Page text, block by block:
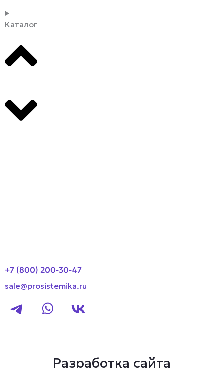
Каталог
+7 (800) 200-30-47
sale@prosistemika.ru
Разработка сайта